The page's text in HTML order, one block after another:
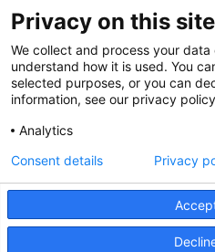
@CGTCatalunya
cgtcatalunya
cgtcatalunya
Privacy on this site
We collect and process your
understand how it is used. You
selected purposes, or you can
information, see our privacy
Analytics
Consent details Privacy